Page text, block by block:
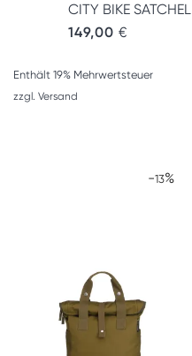
CITY BIKE SATCHEL
149,00 €
Enthält 19% Mehrwertsteuer
zzgl. Versand
-13%